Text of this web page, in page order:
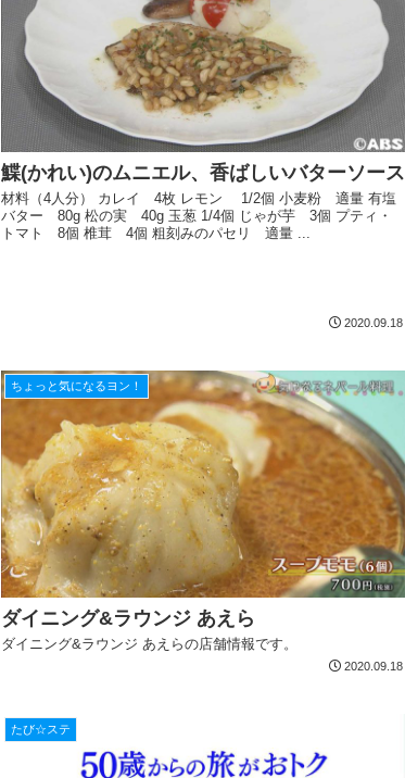
鰈(かれい)のムニエル、香ばしいバターソース
材料（4人分） カレイ 4枚 レモン 1/2個 小麦粉 適量 有塩
バター 80g 松の実 40g 玉葱 1/4個 じゃが芋 3個 プティ・
トマト 8個 椎茸 4個 粗刻みのパセリ 適量 ...
2020.09.18
ちょっと気になるヨン！
ダイニング&ラウンジ あえら
ダイニング&ラウンジ あえらの店舗情報です。
2020.09.18
たび☆ステ